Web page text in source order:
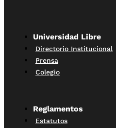
Universidad Libre
Directorio Institucional
Prensa
Colegio
Reglamentos
Estatutos